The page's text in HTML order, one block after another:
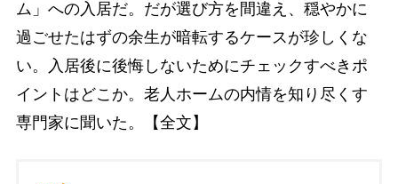
ム」への入居だ。だが選び方を間違え、穏やかに
過ごせたはずの余生が暗転するケースが珍しくな
い。入居後に後悔しないためにチェックすべきポ
イントはどこか。老人ホームの内情を知り尽くす
専門家に聞いた。【全文】